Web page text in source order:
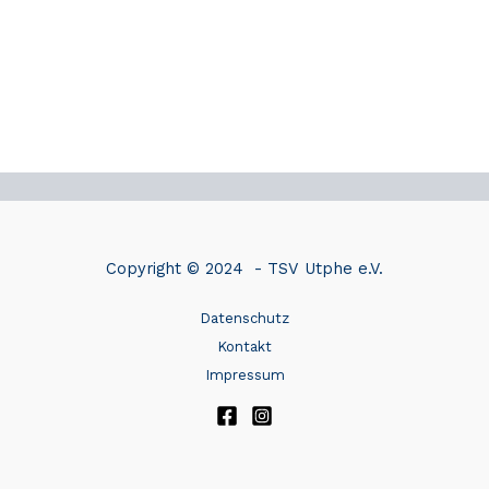
Copyright © 2024 - TSV Utphe e.V.
Datenschutz
Kontakt
Impressum